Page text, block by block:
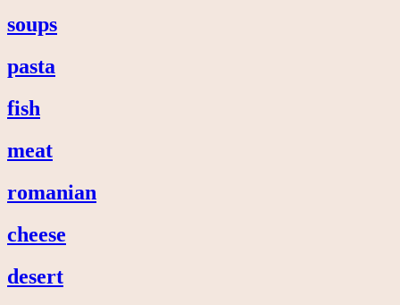
soups
pasta
fish
meat
romanian
cheese
desert